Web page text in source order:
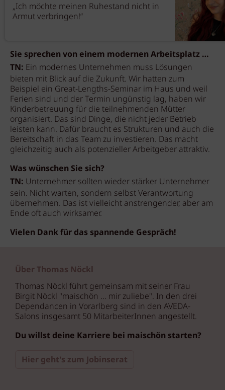
„Ich möchte meinen Ruhestand nicht in
Armut verbringen!“
Sie sprechen von einem modernen Arbeitsplatz …
TN: Ein modernes Unternehmen muss Lösungen
bieten mit Blick auf die Zukunft. Wir hatten zum
Beispiel ein Great-Lengths-Seminar im Haus und weil
Ferien sind und der Termin ungünstig lag, haben wir
Kinderbetreuung für die teilnehmenden Mütter
organisiert. Das sind Dinge, die nicht jeder Betrieb
leisten kann. Dafür braucht es Strukturen und auch die
Bereitschaft in das Team zu investieren. Das macht
gleichzeitig auch als potenzieller Arbeitgeber attraktiv.
Was wünschen Sie sich?
TN: Unternehmer sollten wieder stärker Unternehmer
sein. Nicht warten, sondern selbst Verantwortung
übernehmen. Das ist vielleicht anstrengender, aber am
Ende oft auch wirksamer.
Vielen Dank für das spannende Gespräch!
Über Thomas Nöckl
Thomas Nöckl führt gemeinsam mit seiner Frau
Birgit Nöckl "maischön … mir zuliebe". In den drei
Dependancen in Vorarlberg sind in den AVEDA-
Salons insgesamt 50 MitarbeiterInnen angestellt.
Du willst deine Karriere bei maischön starten?
Hier geht's zum Jobinserat